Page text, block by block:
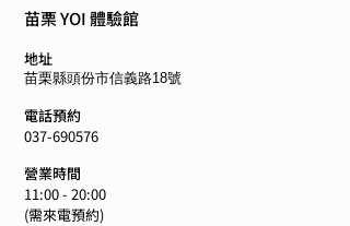
苗栗 YOI 體驗館
地址
苗栗縣頭份市信義路18號
電話預約
037-690576
營業時間
11:00 - 20:00
(需來電預約)